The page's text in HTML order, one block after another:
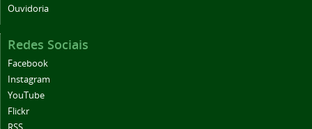
Ouvidoria
Redes Sociais
Facebook
Instagram
YouTube
Flickr